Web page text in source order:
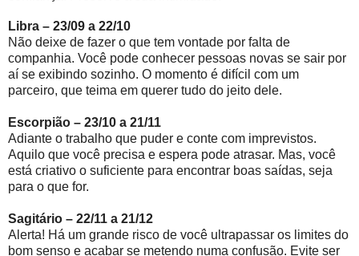
Libra – 23/09 a 22/10
Não deixe de fazer o que tem vontade por falta de
companhia. Você pode conhecer pessoas novas se sair por
aí se exibindo sozinho. O momento é difícil com um
parceiro, que teima em querer tudo do jeito dele.
Escorpião – 23/10 a 21/11
Adiante o trabalho que puder e conte com imprevistos.
Aquilo que você precisa e espera pode atrasar. Mas, você
está criativo o suficiente para encontrar boas saídas, seja
para o que for.
Sagitário – 22/11 a 21/12
Alerta! Há um grande risco de você ultrapassar os limites do
bom senso e acabar se metendo numa confusão. Evite ser